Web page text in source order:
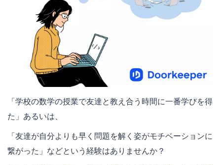
「学校の数学の授業で友達と教え合う時間に一番学びを得
た」あるいは、
「友達が自分よりも早く問題を解く姿がモチベーションに
繋がった」などという経験はありませんか？